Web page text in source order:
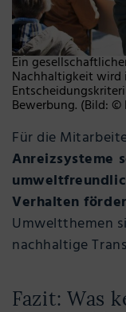
Ein
Nachhaltigkeit wird
Bewerbung. (Bild:
Für die
Anreizsysteme
Verhalten
Umweltthemen
nachhaltige
Fazit: Was